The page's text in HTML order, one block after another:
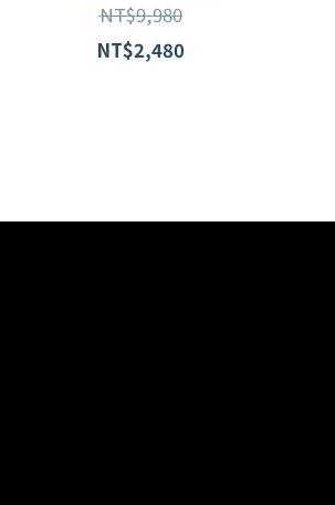
羽絨外套 G0309 /亮桔
NT$9,980
NT$2,480